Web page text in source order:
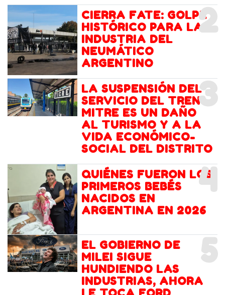
2
CIERRA FATE: GOLPE
HISTÓRICO PARA LA
INDUSTRIA DEL
NEUMÁTICO
ARGENTINO
3
LA SUSPENSIÓN DEL
SERVICIO DEL TREN
MITRE ES UN DAÑO
AL TURISMO Y A LA
VIDA ECONÓMICO-
SOCIAL DEL DISTRITO
4
QUIÉNES FUERON LOS
PRIMEROS BEBÉS
NACIDOS EN
ARGENTINA EN 2026
5
EL GOBIERNO DE
MILEI SIGUE
HUNDIENDO LAS
INDUSTRIAS, AHORA